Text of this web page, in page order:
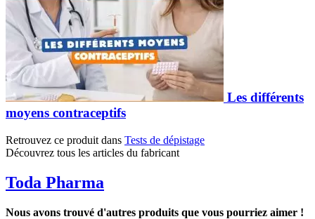
Les différents
moyens contraceptifs
Retrouvez ce produit dans Tests de dépistage
Découvrez tous les articles du fabricant
Toda Pharma
Nous avons trouvé d'autres produits que vous pourriez aimer !